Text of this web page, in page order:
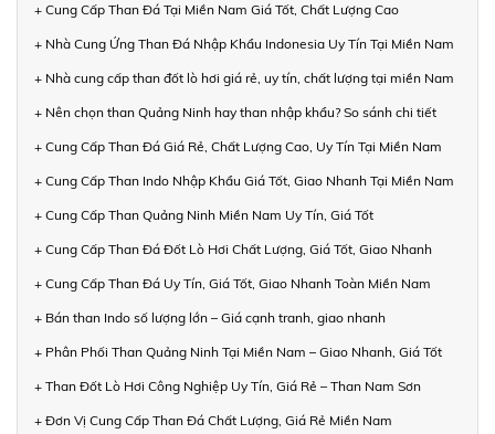
+ Cung Cấp Than Đá Tại Miền Nam Giá Tốt, Chất Lượng Cao
+ Nhà Cung Ứng Than Đá Nhập Khẩu Indonesia Uy Tín Tại Miền Nam
+ Nhà cung cấp than đốt lò hơi giá rẻ, uy tín, chất lượng tại miền Nam
+ Nên chọn than Quảng Ninh hay than nhập khẩu? So sánh chi tiết
+ Cung Cấp Than Đá Giá Rẻ, Chất Lượng Cao, Uy Tín Tại Miền Nam
+ Cung Cấp Than Indo Nhập Khẩu Giá Tốt, Giao Nhanh Tại Miền Nam
+ Cung Cấp Than Quảng Ninh Miền Nam Uy Tín, Giá Tốt
+ Cung Cấp Than Đá Đốt Lò Hơi Chất Lượng, Giá Tốt, Giao Nhanh
+ Cung Cấp Than Đá Uy Tín, Giá Tốt, Giao Nhanh Toàn Miền Nam
+ Bán than Indo số lượng lớn – Giá cạnh tranh, giao nhanh
+ Phân Phối Than Quảng Ninh Tại Miền Nam – Giao Nhanh, Giá Tốt
+ Than Đốt Lò Hơi Công Nghiệp Uy Tín, Giá Rẻ – Than Nam Sơn
+ Đơn Vị Cung Cấp Than Đá Chất Lượng, Giá Rẻ Miền Nam